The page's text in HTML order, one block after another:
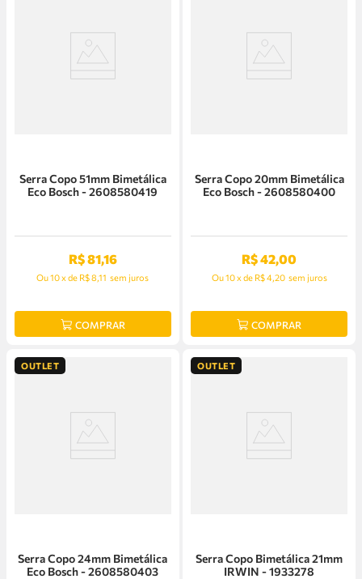
Serra Copo 51mm Bimetálica
Eco Bosch - 2608580419
R$81,16
Ou10xde R$ 8,11 sem juros
COMPRAR
Serra Copo 20mm Bimetálica
Eco Bosch - 2608580400
R$42,00
Ou10xde R$ 4,20 sem juros
COMPRAR
OUTLET
Serra Copo 24mm Bimetálica
Eco Bosch - 2608580403
OUTLET
Serra Copo Bimetálica 21mm
IRWIN - 1933278